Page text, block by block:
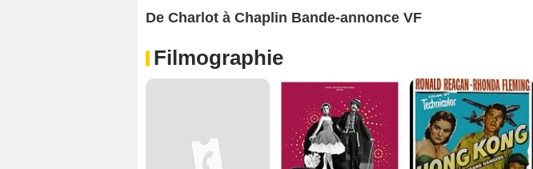
De Charlot à Chaplin Bande-annonce VF
Filmographie